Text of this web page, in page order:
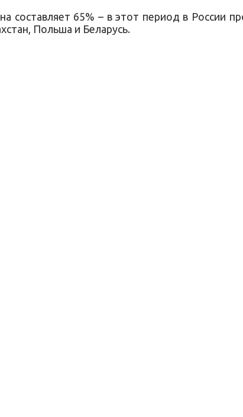
составляет 65% – в этот период в России
Польша и Беларусь.